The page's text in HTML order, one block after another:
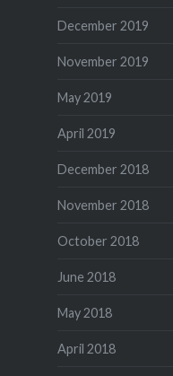
December 2019
November 2019
May 2019
April 2019
December 2018
November 2018
October 2018
June 2018
May 2018
April 2018